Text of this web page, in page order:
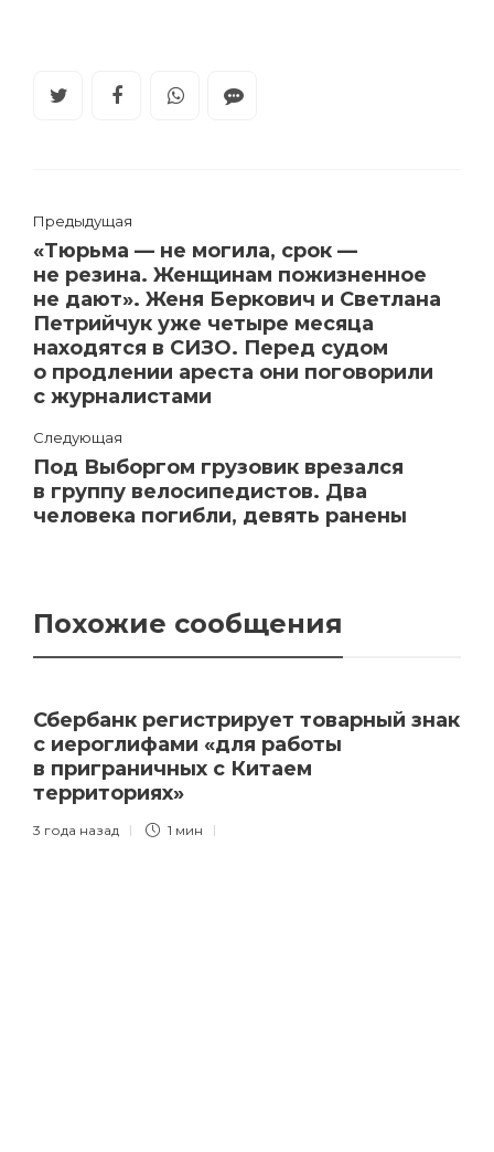
Предыдущая
«Тюрьма — не могила, срок —
не резина. Женщинам пожизненное
не дают». Женя Беркович и Светлана
Петрийчук уже четыре месяца
находятся в СИЗО. Перед судом
о продлении ареста они поговорили
с журналистами
Следующая
Под Выборгом грузовик врезался
в группу велосипедистов. Два
человека погибли, девять ранены
Похожие сообщения
Сбербанк регистрирует товарный знак
с иероглифами «для работы
в приграничных с Китаем
территориях»
3 года назад 1 мин